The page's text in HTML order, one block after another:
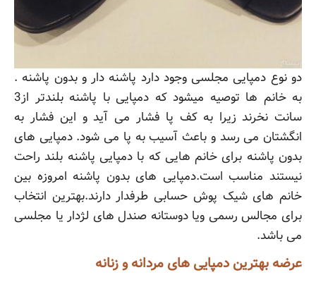
دو نوع دمپایی مجلسی وجود دارد پاشنه دار و بدون پاشنه .
به خانم ها توصیه میشود که دمپایی با پاشنه بلندتر از3
سانت نخرند زیرا به کف پا فشار می آید و این فشار به
انگشتان می رسد و باعث آسیب به پا می شود. دمپایی های
بدون پاشنه برای خانم هایی که با دمپایی پاشنه بلند راحت
نیستند مناسب است.دمپایی های بدون پاشنه امروزه بین
خانم های شیک پوش حسابی طرفدار دارند.بهترین انتخاب
برای مجالس رسمی ویا دوستانه صندل های لژدار یا مجلسی
می باشد.
عرضه بهترین دمپایی های مردانه و زنانه